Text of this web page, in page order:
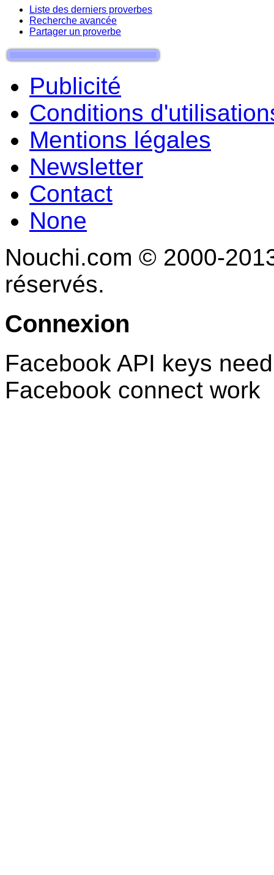
Liste des derniers proverbes
Recherche avancée
Partager un proverbe
Publicité
Conditions
Mentions légales
Newsletter
Contact
None
Nouchi.com © 2000-
réservés.
Connexion
Facebook API keys
Facebook connect work